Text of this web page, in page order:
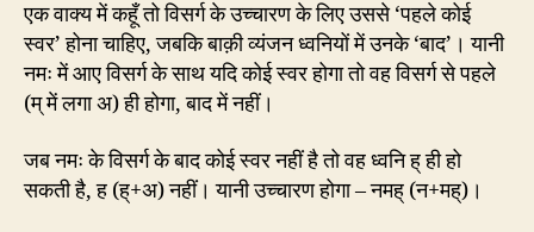
एक वाक्य में कहूँ तो विसर्ग के उच्चारण के लिए उससे ‘पहले कोई
स्वर’ होना चाहिए, जबकि बाक़ी व्यंजन ध्वनियों में उनके ‘बाद’। यानी
नमः में आए विसर्ग के साथ यदि कोई स्वर होगा तो वह विसर्ग से पहले
(म् में लगा अ) ही होगा, बाद में नहीं।
जब नमः के विसर्ग के बाद कोई स्वर नहीं है तो वह ध्वनि ह् ही हो
सकती है, ह (ह्+अ) नहीं। यानी उच्चारण होगा – नमह् (न+मह्)।